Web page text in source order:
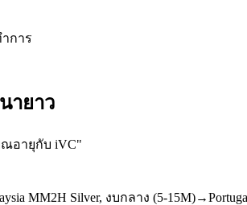
ำการ
ายาว
อายุกับ iVC"
MM2H Silver, งบกลาง (5-